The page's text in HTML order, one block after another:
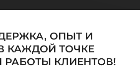
ОПЫТ И
КАЖДОЙ ТОЧКЕ
РАБОТЫ КЛИЕНТОВ!